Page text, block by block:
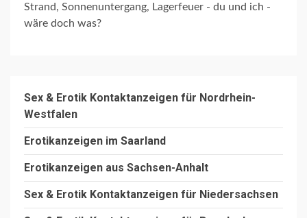
Strand, Sonnenuntergang, Lagerfeuer - du und ich -
wäre doch was?
Sex & Erotik Kontaktanzeigen für Nordrhein-
Westfalen
Erotikanzeigen im Saarland
Erotikanzeigen aus Sachsen-Anhalt
Sex & Erotik Kontaktanzeigen für Niedersachsen